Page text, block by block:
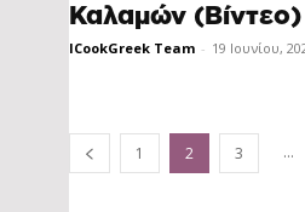
Καλαμών (Βίντεο)
ICookGreek Team - 19 Ιουνίου,
1 2 3 ...